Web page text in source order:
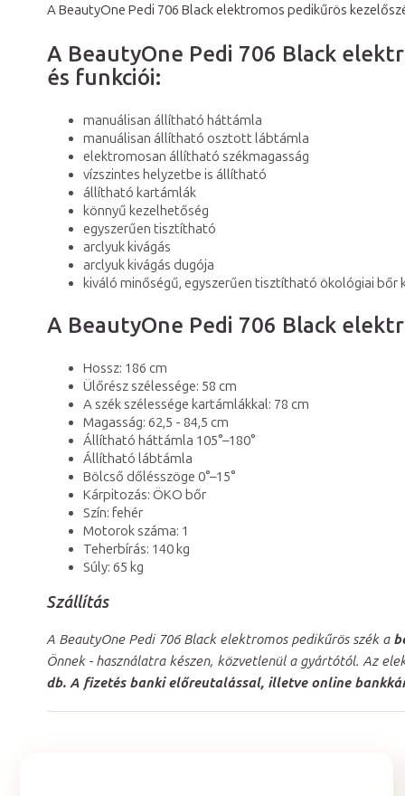
A BeautyOne Pedi 706 Black elektromos pedikűrös
A BeautyOne Pedi 706 Black
és funkciói:
manuálisan állítható háttámla
manuálisan állítható osztott lábtámla
elektromosan állítható székmagasság
vízszintes helyzetbe is állítható
állítható kartámlák
könnyű kezelhetőség
egyszerűen tisztítható
arclyuk kivágás
arclyuk kivágás dugója
kiváló minőségű, egyszerűen tisztítható ökológiai bőr
A BeautyOne Pedi 706 Black
Hossz: 186 cm
Ülőrész szélessége: 58 cm
A szék szélessége kartámlákkal: 78 cm
Magasság: 62,5 - 84,5 cm
Állítható háttámla 105°–180°
Állítható lábtámla
Bölcső dőlésszöge 0°–15°
Kárpitozás: ÖKO bőr
Szín: fehér
Motorok száma: 1
Teherbírás: 140 kg
Súly: 65 kg
Szállítás
A BeautyOne Pedi 706 Black elektromos pedikűrös szék a
Önnek - használatra készen, közvetlenül a gyártótól. Az
db. A fizetés banki előreutalással, illetve online